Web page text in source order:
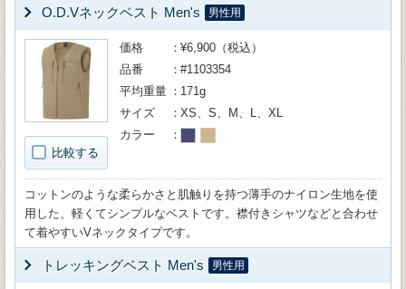
O.D.Vネックベスト Men's 男性用
比較する
価格
¥6,900（税込）
品番
#1103354
平均重量
171g
サイズ
XS、S、M、L、XL
カラー
コットンのような柔らかさと肌触りを持つ薄手のナイロン生地を使
用した、軽くてシンプルなベストです。襟付きシャツなどと合わせ
て着やすいVネックタイプです。
トレッキングベスト Men's 男性用